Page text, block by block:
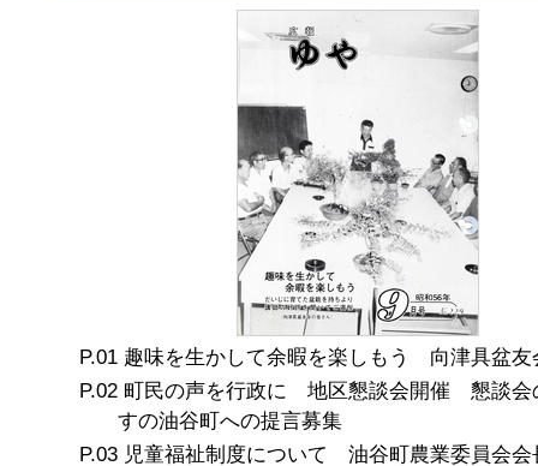
趣味を生かして余暇を楽しもう 向津具盆友
町民の声を行政に 地区懇談会開催 懇談
すの油谷町への提言募集
児童福祉制度について 油谷町農業委員会会